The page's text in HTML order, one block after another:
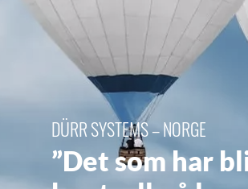
DÜRR SYSTEMS – NORGE
”Det som har